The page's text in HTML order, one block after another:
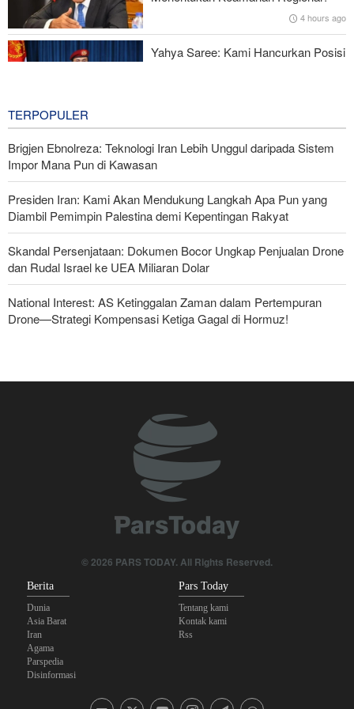
4 hours ago
Yahya Saree: Kami Hancurkan Posisi
TERPOPULER
Brigjen Ebnolreza: Teknologi Iran Lebih Unggul daripada Sistem
Impor Mana Pun di Kawasan
Presiden Iran: Kami Akan Mendukung Langkah Apa Pun yang
Diambil Pemimpin Palestina demi Kepentingan Rakyat
Skandal Persenjataan: Dokumen Bocor Ungkap Penjualan Drone
dan Rudal Israel ke UEA Miliaran Dolar
National Interest: AS Ketinggalan Zaman dalam Pertempuran
Drone—Strategi Kompensasi Ketiga Gagal di Hormuz!
Brigjen Akrami Nia: Artesh dalam Kondisi Siaga Penuh
Ghalibaf kepada Trump: Diplomasi Sandiwara AS telah Gagal !
The Economist: Kesepakatan dengan Iran Opsi Realistis Akhiri
Trump Ancam Penjara Panjang untuk Pembocor yang Beberkan
Krisis Amunisi Perang Iran
© 2026 PARS TODAY. All Rights Reserved.
Berita
Dunia
Asia Barat
Iran
Agama
Parspedia
Disinformasi
Pars Today
Tentang kami
Kontak kami
Rss